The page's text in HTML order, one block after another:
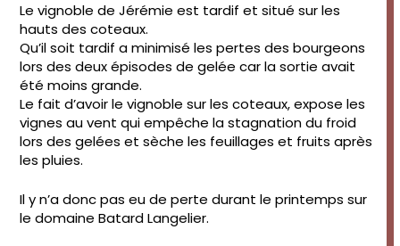
Le vignoble de Jérémie est tardif et situé sur les
hauts des coteaux.
Qu’il soit tardif a minimisé les pertes des bourgeons
lors des deux épisodes de gelée car la sortie avait
été moins grande.
Le fait d’avoir le vignoble sur les coteaux, expose les
vignes au vent qui empêche la stagnation du froid
lors des gelées et sèche les feuillages et fruits après
les pluies.
Il y n’a donc pas eu de perte durant le printemps sur
le domaine Batard Langelier.